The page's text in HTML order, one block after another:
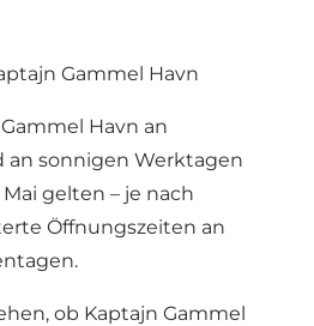
Gammel Havn
Havn an
sonnigen Werktagen
gelten – je nach
Öffnungszeiten an
ob Kaptajn Gammel